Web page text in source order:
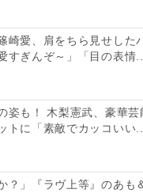
崎愛、肩をちら見せした
すぎんぞ～」「目の表情
姿も！ 木梨憲武、豪華芸
トに「素敵でカッコいい
？」『ラヴ上等』のあも